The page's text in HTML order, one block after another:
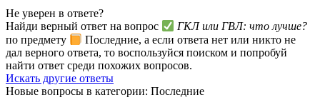
Не уверен в ответе?
Найди верный ответ на вопрос
ГКЛ или ГВЛ: что лучше?
по предмету
Последние, а если ответа нет или никто не
дал верного ответа, то воспользуйся поиском и попробуй
найти ответ среди похожих вопросов.
Искать другие ответы
Новые вопросы в категории: Последние